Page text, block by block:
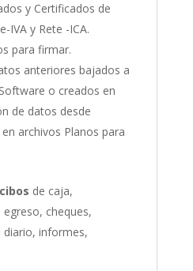
y Certificados de
IVA y Rete -ICA.
para firmar.
anteriores bajados a
o creados en
de datos desde
archivos Planos para
de caja,
cheques,
informes,